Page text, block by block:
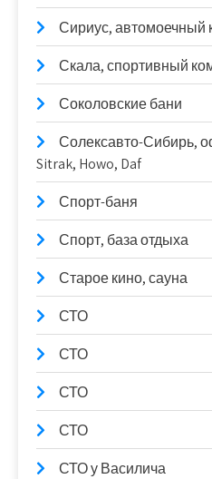
Сириус, автомоечный
Скала, спортивный
Соколовские бани
Солексавто-Сибирь,
Sitrak, Howo, Daf
Спорт-баня
Спорт, база отдыха
Старое кино, сауна
СТО
СТО
СТО
СТО
СТО у Василича